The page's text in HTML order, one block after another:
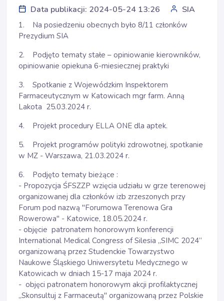
Data publikacji: 2024-05-24 13:26 SIA
1. Na posiedzeniu obecnych było 8/11 członków
Prezydium SIA
2. Podjęto tematy stałe – opiniowanie kierowników,
opiniowanie opiekuna 6-miesiecznej praktyki
3. Spotkanie z Wojewódzkim Inspektorem
Farmaceutycznym w Katowicach mgr farm. Anną
Lakota 25.03.2024 r.
4. Projekt procedury ELLA ONE dla aptek.
5. Projekt programów polityki zdrowotnej, spotkanie
w MZ - Warszawa, 21.03.2024 r.
6. Podjęto tematy bieżące :
- Propozycja ŚFSZZP wzięcia udziału w grze terenowej
organizowanej dla członków izb zrzeszonych przy
Forum pod nazwą "Forumowa Terenowa Gra
Rowerowa" - Katowice, 18.05.2024 r.
- objęcie patronatem honorowym konferencji
International Medical Congress of Silesia „SIMC 2024”
organizowaną przez Studenckie Towarzystwo
Naukowe Śląskiego Uniwersytetu Medycznego w
Katowicach w dniach 15-17 maja 2024 r.
- objęci patronatem honorowym akcji profilaktycznej
„Skonsultuj z Farmaceutą" organizowaną przez Polskie